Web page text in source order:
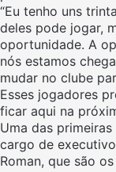
“Eu tenho uns
deles pode jogar,
oportunidade. A
nós estamos
mudar no clube
Esses jogadores
ficar aqui na
Uma das
cargo de
Roman, que são